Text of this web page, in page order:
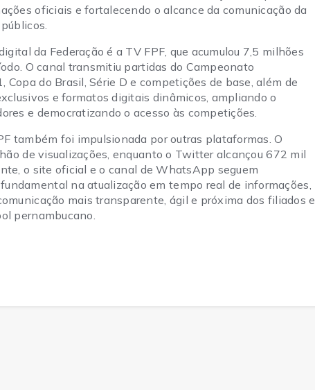
oficiais e fortalecendo o alcance da comunicação da
da Federação é a TV FPF, que acumulou 7,5 milhões
O canal transmitiu partidas do Campeonato
Copa do Brasil, Série D e competições de base, além de
e formatos digitais dinâmicos, ampliando o
e democratizando o acesso às competições.
também foi impulsionada por outras plataformas. O
de visualizações, enquanto o Twitter alcançou 672 mil
o site oficial e o canal de WhatsApp seguem
na atualização em tempo real de informações,
mais transparente, ágil e próxima dos filiados e
pernambucano.